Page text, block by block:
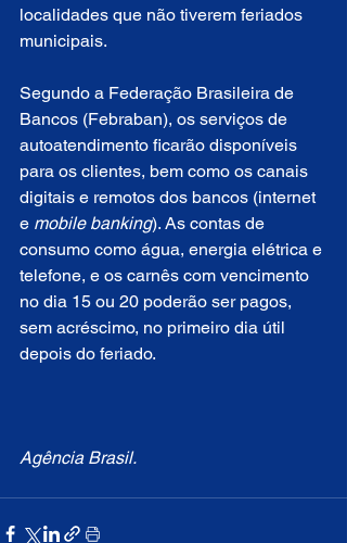
localidades que não tiverem feriados
municipais.
Segundo a Federação Brasileira de
Bancos (Febraban), os serviços de
autoatendimento ficarão disponíveis
para os clientes, bem como os canais
digitais e remotos dos bancos (internet
e mobile banking). As contas de
consumo como água, energia elétrica e
telefone, e os carnês com vencimento
no dia 15 ou 20 poderão ser pagos,
sem acréscimo, no primeiro dia útil
depois do feriado.
Agência Brasil.